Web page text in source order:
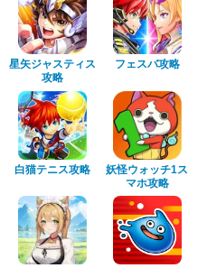
星矢ジャスティス
攻略
フェスバ攻略
白猫テニス攻略
妖怪ウォッチ1ス
マホ攻略